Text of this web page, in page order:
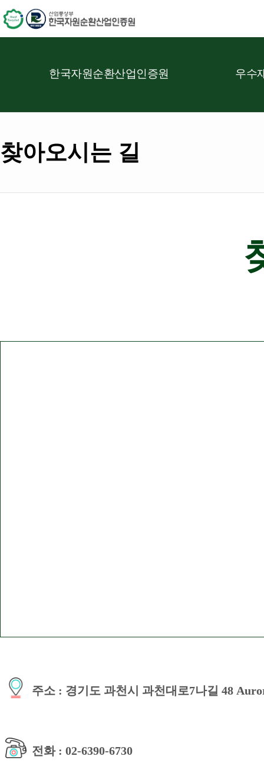
한국자원순환산업인증원 우수
찾아오시는 길
주소 : 경기도 과천시 과천대로7나길 48
전화 : 02-6390-6730